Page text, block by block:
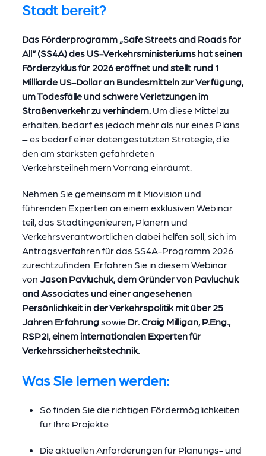
Stadt bereit?
Das Förderprogramm „Safe Streets and Roads for
All“ (SS4A) des US-Verkehrsministeriums hat seinen
Förderzyklus für 2026 eröffnet und stellt rund 1
Milliarde US-Dollar an Bundesmitteln zur Verfügung,
um Todesfälle und schwere Verletzungen im
Straßenverkehr zu verhindern.Um diese Mittel zu
erhalten, bedarf es jedoch mehr als nur eines Plans
– es bedarf einer datengestützten Strategie, die
den am stärksten gefährdeten
Verkehrsteilnehmern Vorrang einräumt.
Nehmen Sie gemeinsam mit Miovision und
führenden Experten an einem exklusiven Webinar
teil, das Stadtingenieuren, Planern und
Verkehrsverantwortlichen dabei helfen soll, sich im
Antragsverfahren für das SS4A-Programm 2026
zurechtzufinden. Erfahren Sie in diesem Webinar
von Jason Pavluchuk, dem Gründer von Pavluchuk
and Associates und einer angesehenen
Persönlichkeit in der Verkehrspolitik mit über 25
Jahren Erfahrungsowie Dr. Craig Milligan, P.Eng.,
RSP2I, einem internationalen Experten für
Verkehrssicherheitstechnik.
Was Sie lernen werden:
So finden Sie die richtigen Fördermöglichkeiten
für Ihre Projekte
Die aktuellen Anforderungen für Planungs- und